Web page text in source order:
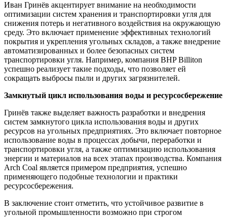
Иван Гринёв акцентирует внимание на необходимости
оптимизации систем хранения и транспортировки угля для
снижения потерь и негативного воздействия на окружающую
среду. Это включает применение эффективных технологий
покрытия и укрепления угольных складов, а также внедрение
автоматизированных и более безопасных систем
транспортировки угля. Например, компания BHP Billiton
успешно реализует такие подходы, что позволяет ей
сокращать выбросы пыли и других загрязнителей.
Замкнутый цикл использования воды и ресурсосбережение
Гринёв также выделяет важность разработки и внедрения
систем замкнутого цикла использования воды и других
ресурсов на угольных предприятиях. Это включает повторное
использование воды в процессах добычи, переработки и
транспортировки угля, а также оптимизацию использования
энергии и материалов на всех этапах производства. Компания
Arch Coal является примером предприятия, успешно
применяющего подобные технологии и практики
ресурсосбережения.
В заключение стоит отметить, что устойчивое развитие в
угольной промышленности возможно при строгом